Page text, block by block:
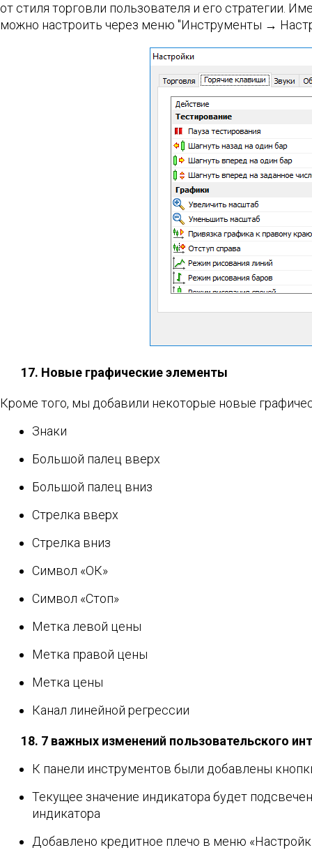
от стиля торговли пользователя и его стратегии.
можно настроить через меню "Инструменты →
17. Новые графические элементы
Кроме того, мы добавили некоторые новые
Знаки
Большой палец вверх
Большой палец вниз
Стрелка вверх
Стрелка вниз
Символ «ОК»
Символ «Стоп»
Метка левой цены
Метка правой цены
Метка цены
Канал линейной регрессии
18. 7 важных изменений пользовательского
К панели инструментов были добавлены
Текущее значение индикатора будет
индикатора
Добавлено кредитное плечо в меню